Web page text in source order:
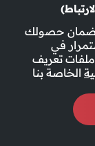
لضمان حصولك
في
تعريف
الخاصة بنا